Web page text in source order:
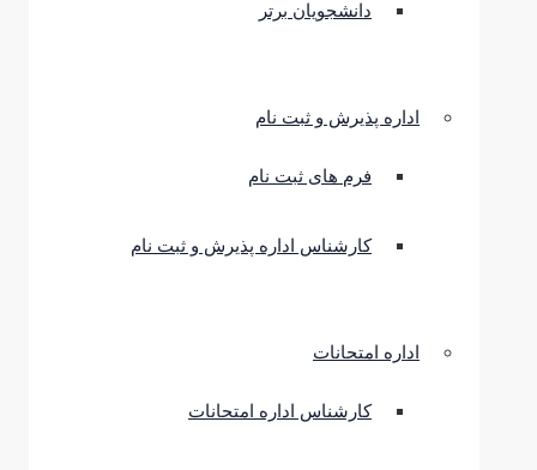
دانشجویان برتر
اداره پذیرش و ثبت نام
فرم های ثبت نام
کارشناس اداره پذیرش و ثبت نام
اداره امتحانات
کارشناس اداره امتحانات